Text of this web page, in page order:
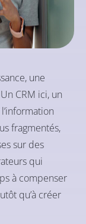
une
CRM ici, un
fragmentés,
sur des
qui
à compenser
qu’à créer